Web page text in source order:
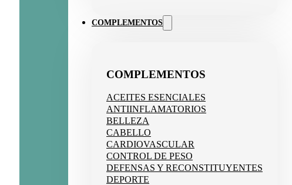
COMPLEMENTOS
COMPLEMENTOS
ACEITES ESENCIALES
ANTIINFLAMATORIOS
BELLEZA
CABELLO
CARDIOVASCULAR
CONTROL DE PESO
DEFENSAS Y RECONSTITUYENTES
DEPORTE